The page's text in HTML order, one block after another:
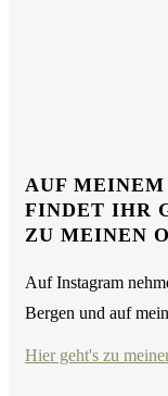
AUF
FINDET IHR
ZU MEINEN
Auf Instagram
Bergen und auf
Hier geht's zu